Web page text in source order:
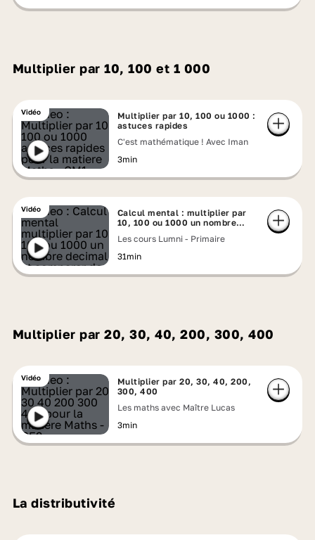
Multiplier par 10, 100 et 1 000
Vidéo
Multiplier par 10, 100 ou 1000 :
astuces rapides
C'est mathématique ! Avec Iman
3min
Vidéo
Calcul mental : multiplier par
10, 100 ou 1000 un nombre
décimaux
Les cours Lumni - Primaire
31min
Multiplier par 20, 30, 40, 200, 300, 400
Vidéo
Multiplier par 20, 30, 40, 200,
300, 400
Les maths avec Maître Lucas
3min
La distributivité